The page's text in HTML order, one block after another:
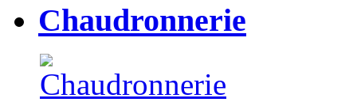
Chaudronnerie